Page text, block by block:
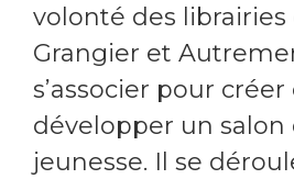
volonté des librairies
Grangier et
s’associer pour créer
développer un salon
jeunesse. Il se